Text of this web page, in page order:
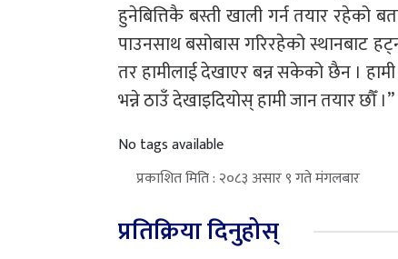
हुनेबित्तिकै बस्ती खाली गर्न तयार
पाउनसाथ बसोबास गरिरहेको स्थानबाट
तर हामीलाई देखाएर बन्न सकेको छैन ।
भन्ने ठाउँ देखाइदियोस् हामी जान तयार छौँ ।”
No tags available
प्रकाशित मिति : २०८३ असार ९ गते मंगलबार
प्रतिक्रिया दिनुहोस्